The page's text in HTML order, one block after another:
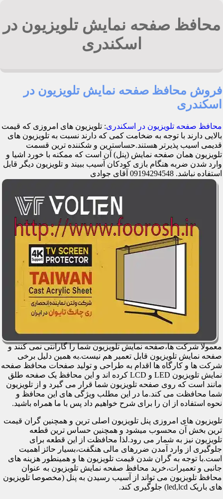
محافظ صفحه نمایش تلویزیون در
اسکندری
فروش محافظ صفحه نمایش تلویزیون در
اسکندری
محافظ صفحه تلویزیون در اسکندری: تلویزیون های امروزی که قیمت
بالایی دارند با توجه به ضخامت کمی که دارند نسبت به تلویزیون های
قدیمی اسیب پذیرتر هستند.حساسترین و شکننده ترین قسمت
تلویزیون همان صفحه نمایش (پنل) آن است که ممکنه با خورد اشیا و
وارد شدن ضربه هنگام بازی کودکان آسیب ببیند و تلویزیون دیگر قابل
استفاده نباشد. 09194294548 آقای جوادی
معمولا شرکت ها،صفحه نمایش تلویزیون شما را گارانتی نمی کنند و
صفحه نمایش تلویزیون قابل تعمیر هم نیست.به همین دلیل برخی
شرکت ها و کارگاه ها اقدام به طراحی و تولید صفحات محافظ صفحه
نمایش تلویزیون LED و LCD کرده اند و این محافظ یک صفحه طلق
مانند است که روی صفحه تلویزیون شما قرار می گیرد و از تلویزیون
شما محافظت می کند.ما در این مطلب ویژگی های این محافظ و
نحوه استفاده از ان را برای شرح خواهیم داد پس با ما همراه باشید.
تلویزیون های امروزی پنل تلویزیون اصلی ترین و همچنین گران قیمت
ترین بخش آن محسوب میشود و همچنین حساس ترین قطعه
تلویزیون نیز به شمار می رود.لذا محافظت از این قطعه برای
جلوگیری از وارد آمدن ضررهای مالی هنگفت،بسیار حائز اهمیت
است.با توجه به گران شدن قیمت تلویزیون ها و همینطور هزینه های
جانبی و تعمیرات،خرید محافظ صفحه نمایش تلویزیون به عنوان
محافظ تلویزیون می تواند از آسیب رسیدن به پنل (مخصوصا تلویزیون
های باریک led,lcd) جلوگیری کند.